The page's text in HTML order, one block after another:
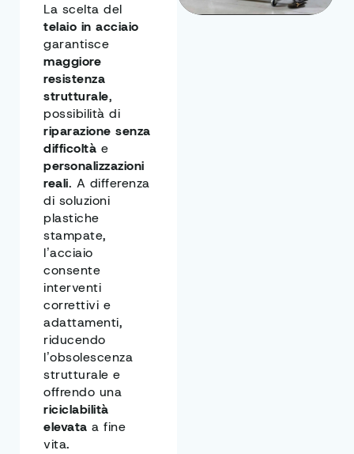
La scelta del
telaio in acciaio
garantisce
maggiore
resistenza
strutturale,
possibilità di
riparazione senza
difficoltà e
personalizzazioni
reali. A differenza
di soluzioni
plastiche
stampate,
l’acciaio
consente
interventi
correttivi e
adattamenti,
riducendo
l’obsolescenza
strutturale e
offrendo una
riciclabilità
elevata a fine
vita.